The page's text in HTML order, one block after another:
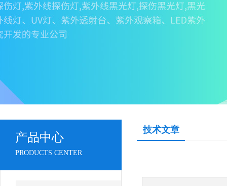
产品中心
PRODUCTS CENTER
技术文章